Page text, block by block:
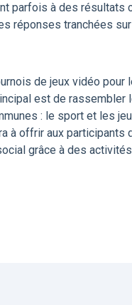
parfois à des résultats
réponses tranchées
de jeux vidéo
est de rassembler
: le sport et les
à offrir aux participants
grâce à des